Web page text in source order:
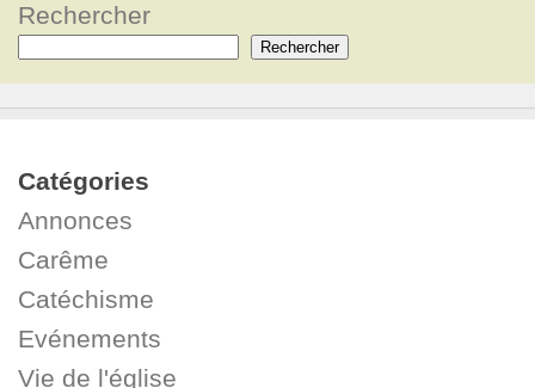
Rechercher
Rechercher
Catégories
Annonces
Carême
Catéchisme
Evénements
Vie de l'église